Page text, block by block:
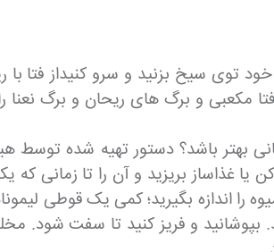
توی سیخ بزنید و سرو کنیداز فتا با
بهتر باشد؟ دستور تهیه شده توسط
در مخلوط کن یا غذاساز بریزید و آن را تا
اضافه کنید و هم بزنید تا شکر حل شود. مخلوط را در یک تابه 13*9